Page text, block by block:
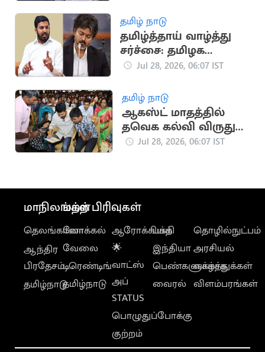
தமிழ் நாடு
தமிழ்த்தாய் வாழ்த்து
சர்ச்சை: தமிழக
அரசை சாடிய ஆளூர்
Jul 28, 2026, 06:07 IST
தமிழ் நாடு
ஆகஸ்ட் மாதத்தில்
தவெக கல்வி விருது
விழாJul 28, 2026, 06:07 IST
மாநிலங்கள்
தெலங்கானா
ஆந்திர
பிரதேசம்
தமிழ்நாடு
மற்ற பிரிவுகள்
லோக்கல்
வேலை
டிரெண்டிங்
தமிழ்நாடு
ஆரோக்கியம்
🌟
வாட்ஸ்
அப்
STATUS
பொழுதுப்போக்கு
குற்றம்
பக்தி
இந்தியா
பெண்களுக்காக
வைரல்
தொழில்நுட்பம்
அரசியல்
வாழ்த்துக்கள்
விளம்பரங்கள்